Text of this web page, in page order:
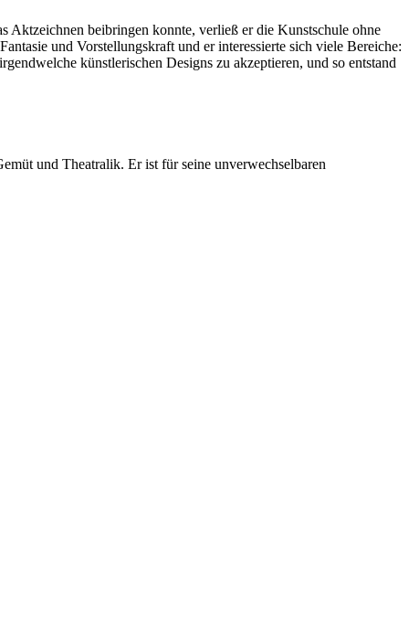
Aktzeichnen beibringen konnte, verließ er die Kunstschule ohne
und Vorstellungskraft und er interessierte sich viele Bereiche:
künstlerischen Designs zu akzeptieren, und so entstand
und Theatralik. Er ist für seine unverwechselbaren